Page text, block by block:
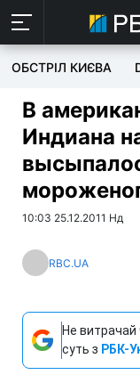
ОБСТРІЛ КИЄВА
В
Индиана
10:03 25.12.2011 Нд
RBC.UA
Не витрачай
суть з РБК-